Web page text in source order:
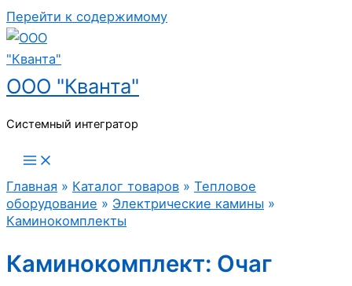
Перейти к содержимому
ООО "Кванта"
Системный интегратор
Главная » Каталог товаров » Тепловое
оборудование » Электрические камины »
Каминокомплекты
Каминокомплект: Очаг